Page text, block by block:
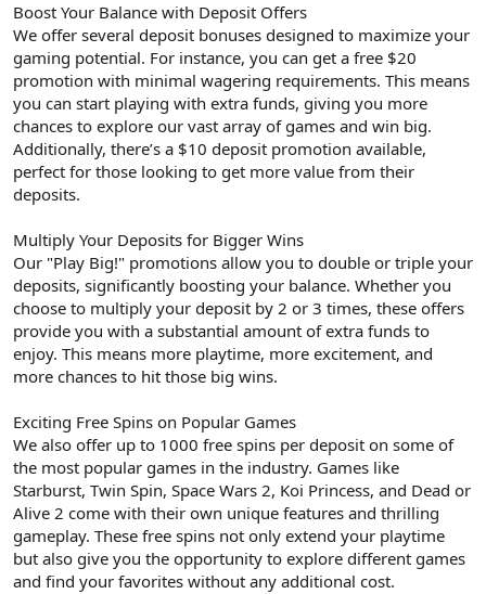
Boost Your Balance with Deposit Offers
We offer several deposit bonuses designed to maximize your
gaming potential. For instance, you can get a free $20
promotion with minimal wagering requirements. This means
you can start playing with extra funds, giving you more
chances to explore our vast array of games and win big.
Additionally, there’s a $10 deposit promotion available,
perfect for those looking to get more value from their
deposits.
Multiply Your Deposits for Bigger Wins
Our "Play Big!" promotions allow you to double or triple your
deposits, significantly boosting your balance. Whether you
choose to multiply your deposit by 2 or 3 times, these offers
provide you with a substantial amount of extra funds to
enjoy. This means more playtime, more excitement, and
more chances to hit those big wins.
Exciting Free Spins on Popular Games
We also offer up to 1000 free spins per deposit on some of
the most popular games in the industry. Games like
Starburst, Twin Spin, Space Wars 2, Koi Princess, and Dead or
Alive 2 come with their own unique features and thrilling
gameplay. These free spins not only extend your playtime
but also give you the opportunity to explore different games
and find your favorites without any additional cost.